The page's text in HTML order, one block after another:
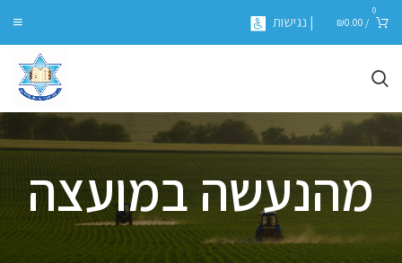
0
/
₪0.00 | נגישות
מהנעשה במועצה